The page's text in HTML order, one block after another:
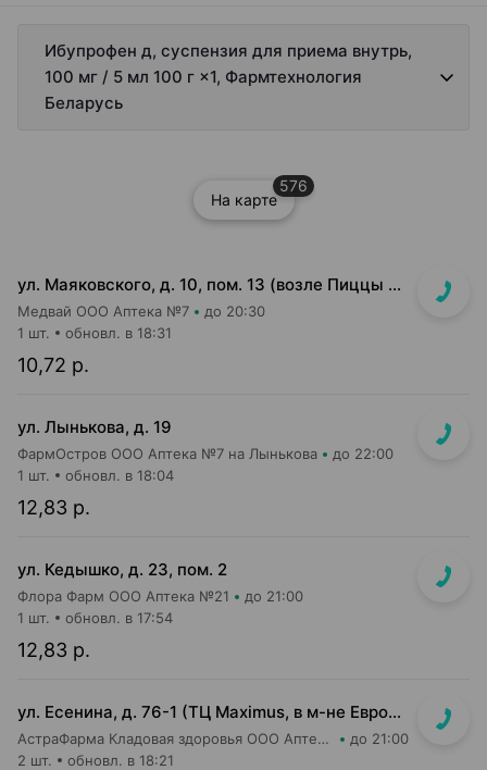
Ибупрофен д, суспензия для приема внутрь,
100 мг / 5 мл 100 г ×1, Фармтехнология
Беларусь
На карте
576
ул. Маяковского, д. 10, пом. 13 (возле Пиццы Мании)
Медвай ООО Аптека №7 до 20:30
10,72 р.
1 шт. обновл. в 18:31
ул. Лынькова, д. 19
ФармОстров ООО Аптека №7 на Лынькова до 22:00
12,83 р.
1 шт. обновл. в 18:04
ул. Кедышко, д. 23, пом. 2
Флора Фарм ООО Аптека №21 до 21:00
12,83 р.
1 шт. обновл. в 17:54
ул. Есенина, д. 76-1 (ТЦ Maximus, в м-не Евроопт Super)
АстраФарма Кладовая здоровья ООО Аптека №9 до 21:00
2 шт. обновл. в 18:21